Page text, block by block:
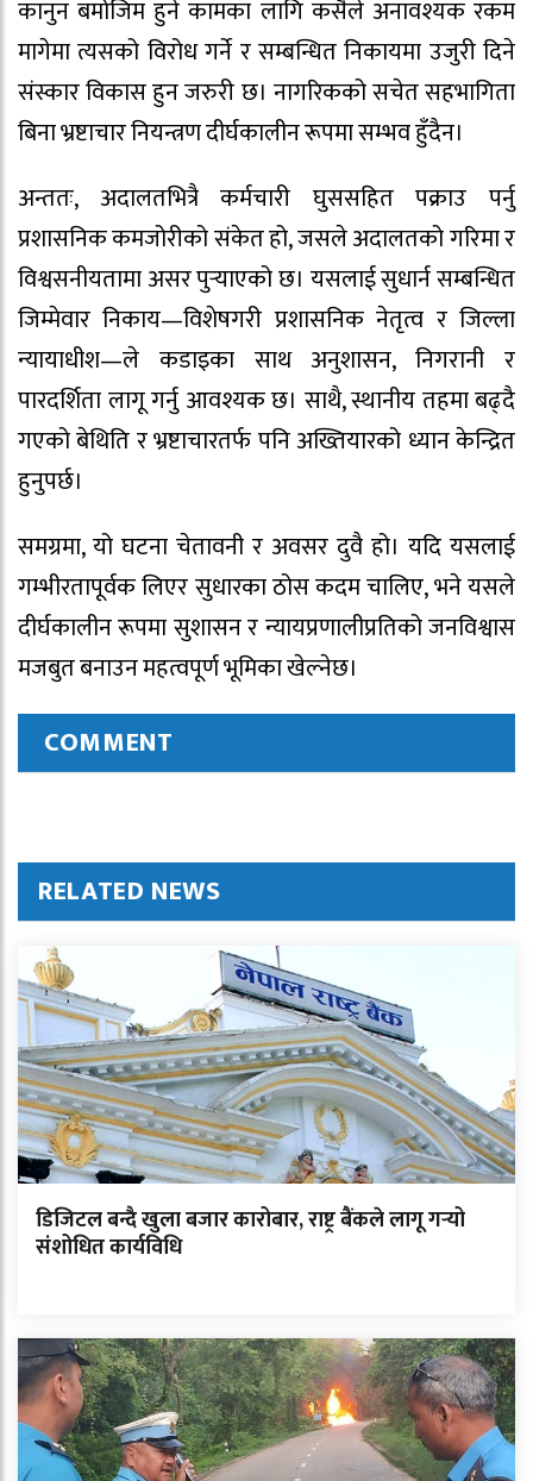
कानुन बमोजिम हुने कामका लागि कसैले अनावश्यक रकम
मागेमा त्यसको विरोध गर्ने र सम्बन्धित निकायमा उजुरी दिने
संस्कार विकास हुन जरुरी छ। नागरिकको सचेत सहभागिता
बिना भ्रष्टाचार नियन्त्रण दीर्घकालीन रूपमा सम्भव हुँदैन।
अन्ततः, अदालतभित्रै कर्मचारी घुससहित पक्राउ पर्नु
प्रशासनिक कमजोरीको संकेत हो, जसले अदालतको गरिमा र
विश्वसनीयतामा असर पुर्‍याएको छ। यसलाई सुधार्न सम्बन्धित
जिम्मेवार निकाय—विशेषगरी प्रशासनिक नेतृत्व र जिल्ला
न्यायाधीश—ले कडाइका साथ अनुशासन, निगरानी र
पारदर्शिता लागू गर्नु आवश्यक छ। साथै, स्थानीय तहमा बढ्दै
गएको बेथिति र भ्रष्टाचारतर्फ पनि अख्तियारको ध्यान केन्द्रित
हुनुपर्छ।
समग्रमा, यो घटना चेतावनी र अवसर दुवै हो। यदि यसलाई
गम्भीरतापूर्वक लिएर सुधारका ठोस कदम चालिए, भने यसले
दीर्घकालीन रूपमा सुशासन र न्यायप्रणालीप्रतिको जनविश्वास
मजबुत बनाउन महत्वपूर्ण भूमिका खेल्नेछ।
COMMENT
RELATED NEWS
डिजिटल बन्दै खुला बजार कारोबार, राष्ट्र बैंकले लागू गर्‍यो
संशोधित कार्यविधि